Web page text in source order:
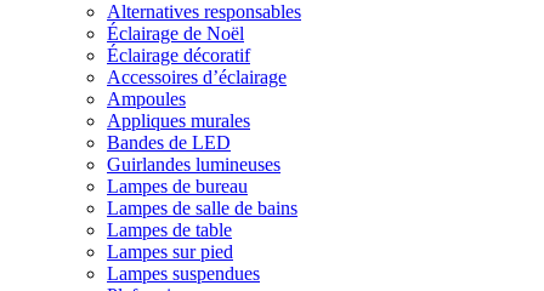
Alternatives responsables
Éclairage de Noël
Éclairage décoratif
Accessoires d’éclairage
Ampoules
Appliques murales
Bandes de LED
Guirlandes lumineuses
Lampes de bureau
Lampes de salle de bains
Lampes de table
Lampes sur pied
Lampes suspendues